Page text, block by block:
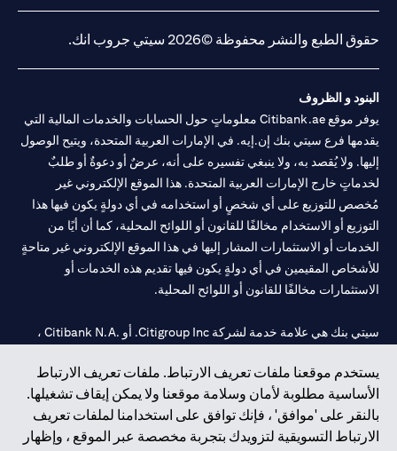
يستخدم موقعنا ملفات تعريف الارتباط. ملفات تعريف الارتباط
الأساسية مطلوبة لأمان وسلامة موقعنا ولا يمكن إيقاف تشغيلها.
بالنقر على 'موافق' ، فإنك توافق على استخدامنا لملفات تعريف
الارتباط التسويقية لتزويدك بتجربة مخصصة عبر الموقع ، وإظهار
حقوق الطبع والنشر محفوظة ©2026 سيتي جروب انك.
البنود و الظروف
يوفر موقع Citibank.ae معلوماتٍ حول الحسابات والخدمات المالية التي
يقدمها فرع سيتي بنك إن.إيه. في الإمارات العربية المتحدة، ويتيح الوصول
إليها. ولا يُقصد به، ولا ينبغي تفسيره على أنه، عرضٌ أو دعوةٌ أو طلبٌ
لخدماتٍ خارج الإمارات العربية المتحدة. هذا الموقع الإلكتروني غير
مُخصص للتوزيع على أي شخصٍ أو استخدامه في أي دولةٍ يكون فيها هذا
التوزيع أو الاستخدام مخالفًا للقانون أو اللوائح المحلية، كما أن أيًا من
الخدمات أو الاستثمارات المشار إليها في هذا الموقع الإلكتروني غير متاحةٍ
للأشخاص المقيمين في أي دولةٍ يكون فيها تقديم هذه الخدمات أو
الاستثمارات مخالفًا للقانون أو اللوائح المحلية.
سيتي بنك هي علامة خدمة لشركة Citigroup Inc. أو .Citibank N.A ،
سيتي بنك إن. إيه. الإمارات مسجل لدى مصرف الإمارات المركزي تحت
أرقام التراخيص 202563 لفرع الوصل في دبي، 531989 لفرع مول
الإمارات في دبي، وCN-1002019لفرع أبوظبي. هاتف: 4000 311 04.